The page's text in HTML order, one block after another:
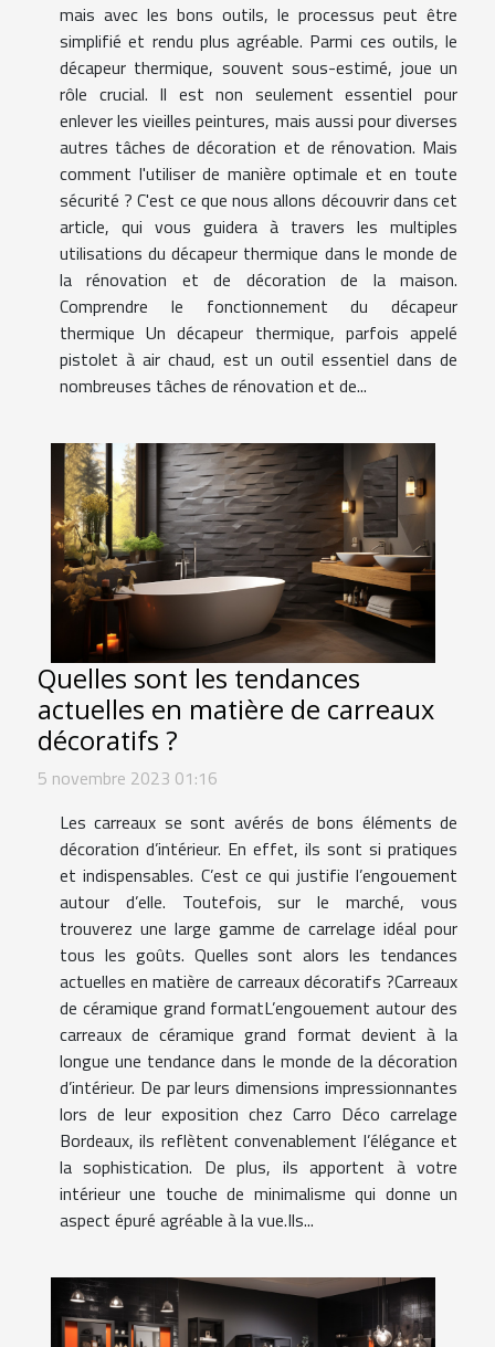
mais avec les bons outils, le processus peut être
simplifié et rendu plus agréable. Parmi ces outils, le
décapeur thermique, souvent sous-estimé, joue un
rôle crucial. Il est non seulement essentiel pour
enlever les vieilles peintures, mais aussi pour diverses
autres tâches de décoration et de rénovation. Mais
comment l'utiliser de manière optimale et en toute
sécurité ? C'est ce que nous allons découvrir dans cet
article, qui vous guidera à travers les multiples
utilisations du décapeur thermique dans le monde de
la rénovation et de décoration de la maison.
Comprendre le fonctionnement du décapeur
thermique Un décapeur thermique, parfois appelé
pistolet à air chaud, est un outil essentiel dans de
nombreuses tâches de rénovation et de...
Quelles sont les tendances
actuelles en matière de carreaux
décoratifs ?
5 novembre 2023 01:16
Les carreaux se sont avérés de bons éléments de
décoration d’intérieur. En effet, ils sont si pratiques
et indispensables. C’est ce qui justifie l’engouement
autour d’elle. Toutefois, sur le marché, vous
trouverez une large gamme de carrelage idéal pour
tous les goûts. Quelles sont alors les tendances
actuelles en matière de carreaux décoratifs ?Carreaux
de céramique grand formatL’engouement autour des
carreaux de céramique grand format devient à la
longue une tendance dans le monde de la décoration
d’intérieur. De par leurs dimensions impressionnantes
lors de leur exposition chez Carro Déco carrelage
Bordeaux, ils reflètent convenablement l’élégance et
la sophistication. De plus, ils apportent à votre
intérieur une touche de minimalisme qui donne un
aspect épuré agréable à la vue.Ils...